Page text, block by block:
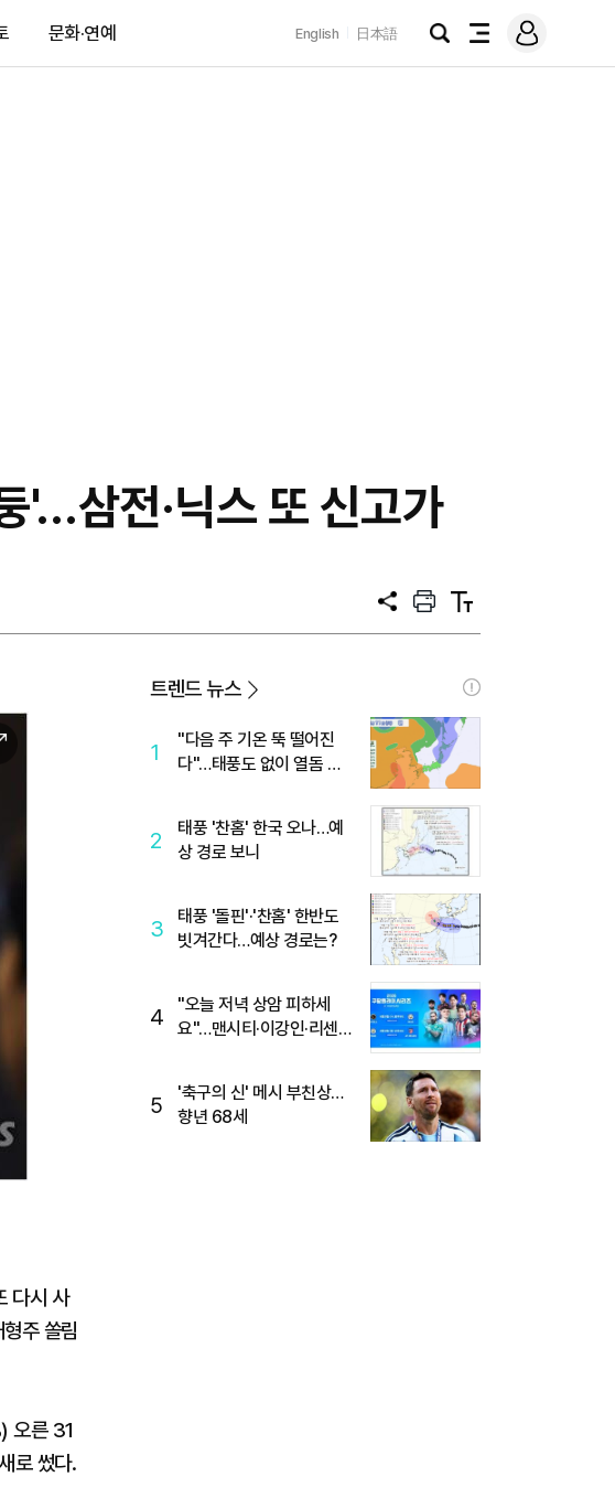
문화·연예 English 日本語
검
전
메
그
'…삼전·닉스 또 신고가
공
프
트
텍
트
다시 사
주 쏠림
오른 31
로 썼다.
트렌드 뉴스
1
"다음 주 기온 뚝 떨어진
다"…태풍도 없이 열돔 박
2
태풍 '찬홈' 한국 오나…예
상 경로 보니
3
태풍 '돌핀'·'찬홈' 한반도
빗겨간다…예상 경로는?
4
"오늘 저녁 상암 피하세
요"…맨시티·이강인·리센느
5
'축구의 신' 메시 부친상…
향년 68세